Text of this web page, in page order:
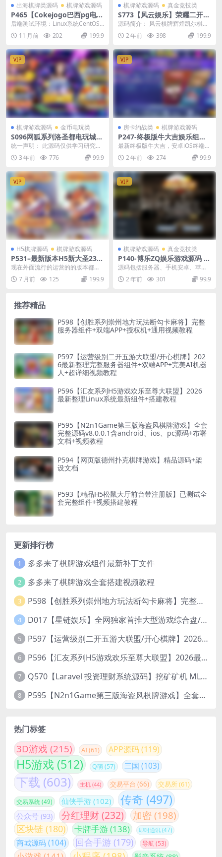
出海棋牌类源码 棋牌游戏源码
P465【Cokejogo巴西pg电子
游戏源码】H5+PC端/前端vue
编译后+后端PHP/修复图片资
源失效
后端测试环境：Linux系统CentOS
7.6、宝塔、PHP7.2、MySQL5...
11 月前 202 199.9
棋牌游戏源码 真金竞技类
S773【风云娱乐】荣耀二开31
6娱乐762全套修复源码运营级
别源码
源码简介： 风云棋牌辉煌凯尔棋牌
全面修复源码操作水平源码 文件包
含数据库一键安装...
2 年前 398 199.9
VIP
棋牌游戏源码 金币电玩类
S096网狐系列洛圣都电玩城游
戏组件/双端齐全带热更新
统一声明： 此源码仅供学习研究之
用，请勿商用或者其他违法用途，
产生其他后果与本站...
3 年前 776 99.9
VIP
房卡约战类 棋牌游戏源码
P247-终极版牛大吉娱乐组件
完整版+注册机+双端APP+ 抽
水/茶楼/代理/积分/可对接支
付短信_完美运营版
最新终极版牛大吉，安卓iOS终端，
完美支持茶馆模式自动抽水点，控
制和换卡，包括注...
2 年前 274 99.9
VIP
H5棋牌源码 棋牌游戏源码
P531–最新版本H5新大圣23人
牛牛大厅/带注册登录
现在外面流行的运营的的版本都是2
1人版本的，有些人喜欢23人版的
牛牛大厅，今天分...
7 月前 125 199.9
VIP
棋牌游戏源码 真金竞技类
P140-博乐ZQ娱乐游戏源码 1:
1组件/网狐经典版二开源码程
序
源码包括服务器、手机安卓、苹
果、数据库等。代理网站，管理背
景，热更新。 游戏：白...
2 年前 301 99.9
推荐精品
P598【创胜系列崇州地方玩法断勾卡麻将】完整
服务器组件+双端APP+授权机+通用视频教程
P597【运营级别二开五游大联盟/开心棋牌】202
6最新整理完整服务器组件+双端APP+完美AI机器
人+超详细视频教程
P596【汇友系列H5游戏欢乐至尊大联盟】2026
最新整理Linux系统最新组件+搭建教程
P595【N2n1Game第三版海盗风棋牌游戏】全套
完整源码v8.0.0.1含android、ios、pc源码+布署
文档+视频教程
P594【网页版德州扑克棋牌游戏】精品源码+架
设文档
P593【精品H5松鼠大厅前台带注册版】已测试全
套完整组件+视频搭建教程
更新排行榜
1 多多来了棋牌游戏组件最新补丁文件
2 多多来了棋牌游戏全套搭建视频教程
3 P598【创胜系列崇州地方玩法断勾卡麻将】完整服务器组件+双端APP+授权机+通用视频教程
4 D017【星链娱乐】全网独家首推大型游戏综合盘/体育/PG/电竟/电玩大型综合体
5 P597【运营级别二开五游大联盟/开心棋牌】2026最新整理完整服务器组件+双端APP+完美AI机器人+超详细视频教程
6 P596【汇友系列H5游戏欢乐至尊大联盟】2026最新整理Linux系统最新组件+搭建教程
7 Q570【Laravel 投资理财系统源码】挖矿矿机 MLM分销 带后台
8 P595【N2n1Game第三版海盗风棋牌游戏】全套完整源码v8.0.0.1含android、ios、pc源码+布署文档+视频教程
热门标签
3D游戏 (215) AI(61) APP源码(119)
H5游戏 (512) Q萌(57) 三国 (103)
下载 (603) 主机 (44) 交易平台 (66) 交易所(61)
交易系统(49) 仙侠手游 (102) 传奇 (497)
公众号 (93) 分红理财 (232) 加密 (198)
区块链 (180) 卡牌手游(138) 即时通讯 (47)
商城源码(104) 回合手游 (179) 导航(53)